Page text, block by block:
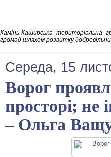
Камінь-Каширська територіальна
громад шляхом розвитку
Середа, 15
Ворог
просторі; не
– Ольга